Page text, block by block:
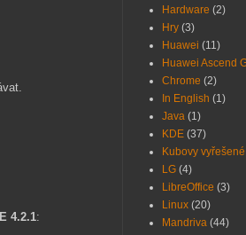
4.2.1:
Hardware (2)
Hry (3)
Huawei (11)
Huawei Ascend
Chrome (2)
In English (1)
Java (1)
KDE (37)
Kubovy
LG (4)
LibreOffice (3)
Linux (20)
Mandriva (44)